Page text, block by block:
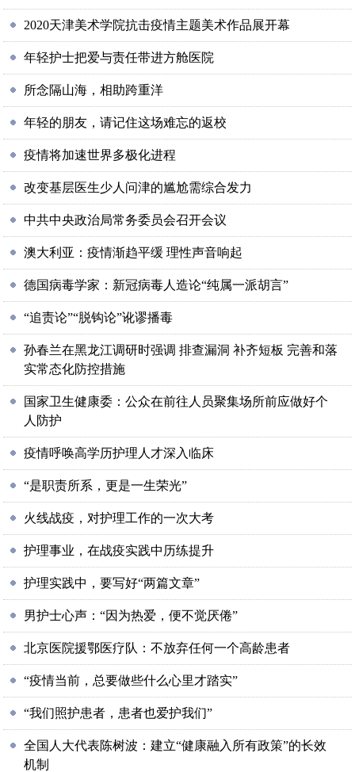
2020天津美术学院抗击疫情主题美术作品展开幕
年轻护士把爱与责任带进方舱医院
所念隔山海，相助跨重洋
年轻的朋友，请记住这场难忘的返校
疫情将加速世界多极化进程
改变基层医生少人问津的尴尬需综合发力
中共中央政治局常务委员会召开会议
澳大利亚：疫情渐趋平缓 理性声音响起
德国病毒学家：新冠病毒人造论“纯属一派胡言”
“追责论”“脱钩论”讹谬播毒
孙春兰在黑龙江调研时强调 排查漏洞 补齐短板 完善和落
实常态化防控措施
国家卫生健康委：公众在前往人员聚集场所前应做好个
人防护
疫情呼唤高学历护理人才深入临床
“是职责所系，更是一生荣光”
火线战疫，对护理工作的一次大考
护理事业，在战疫实践中历练提升
护理实践中，要写好“两篇文章”
男护士心声：“因为热爱，便不觉厌倦”
北京医院援鄂医疗队：不放弃任何一个高龄患者
“疫情当前，总要做些什么心里才踏实”
“我们照护患者，患者也爱护我们”
全国人大代表陈树波：建立“健康融入所有政策”的长效
机制